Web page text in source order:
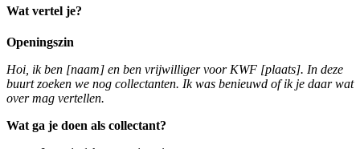
Wat vertel je?
Openingszin
Hoi, ik ben [naam] en ben vrijwilliger voor KWF [plaats]. In deze
buurt zoeken we nog collectanten. Ik was benieuwd of ik je daar wat
over mag vertellen.
Wat ga je doen als collectant?